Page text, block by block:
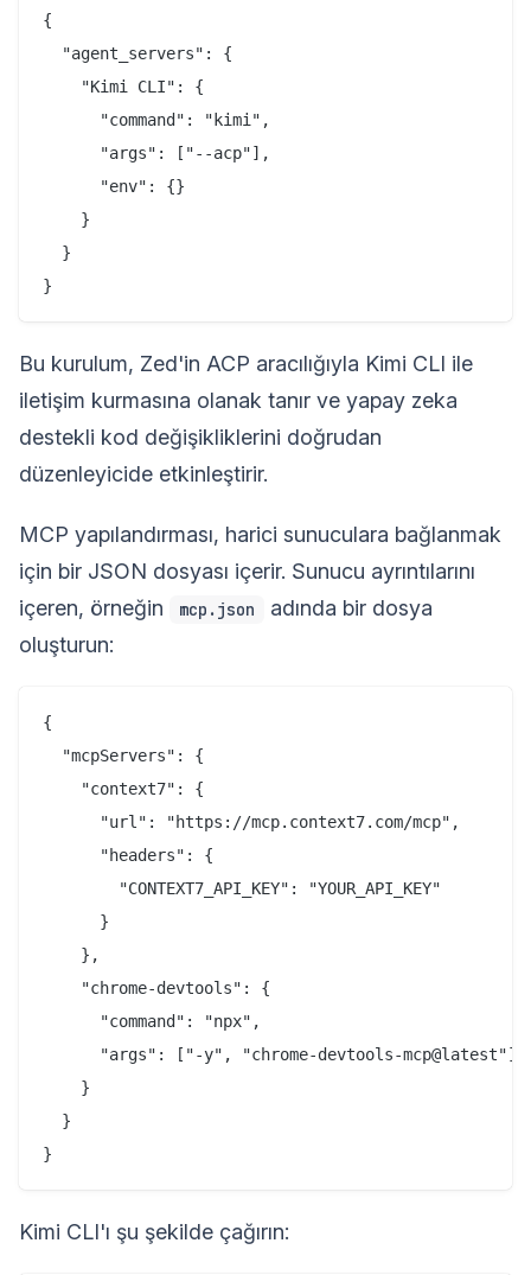
{
  "agent_servers": {
    "Kimi CLI": {
      "command": "kimi",
      "args": ["--acp"],
      "env": {}
    }
  }
Bu kurulum, Zed'in ACP aracılığıyla Kimi CLI ile
iletişim kurmasına olanak tanır ve yapay zeka
destekli kod değişikliklerini doğrudan
düzenleyicide etkinleştirir.
MCP yapılandırması, harici sunuculara bağlanmak
için bir JSON dosyası içerir. Sunucu ayrıntılarını
içeren, örneğin
mcp.json
adında bir dosya
oluşturun:
{
  "mcpServers": {
    "context7": {
      "url": "https://mcp.context7.com/mcp",
      "headers": {
        "CONTEXT7_API_KEY": "YOUR_API_KEY"
      }
    },
    "chrome-devtools": {
      "command": "npx",
      "args": ["-y", "chrome-devtools-mcp@latest"]
    }
  }
Kimi CLI'ı şu şekilde çağırın: